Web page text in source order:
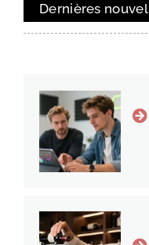
Dernières